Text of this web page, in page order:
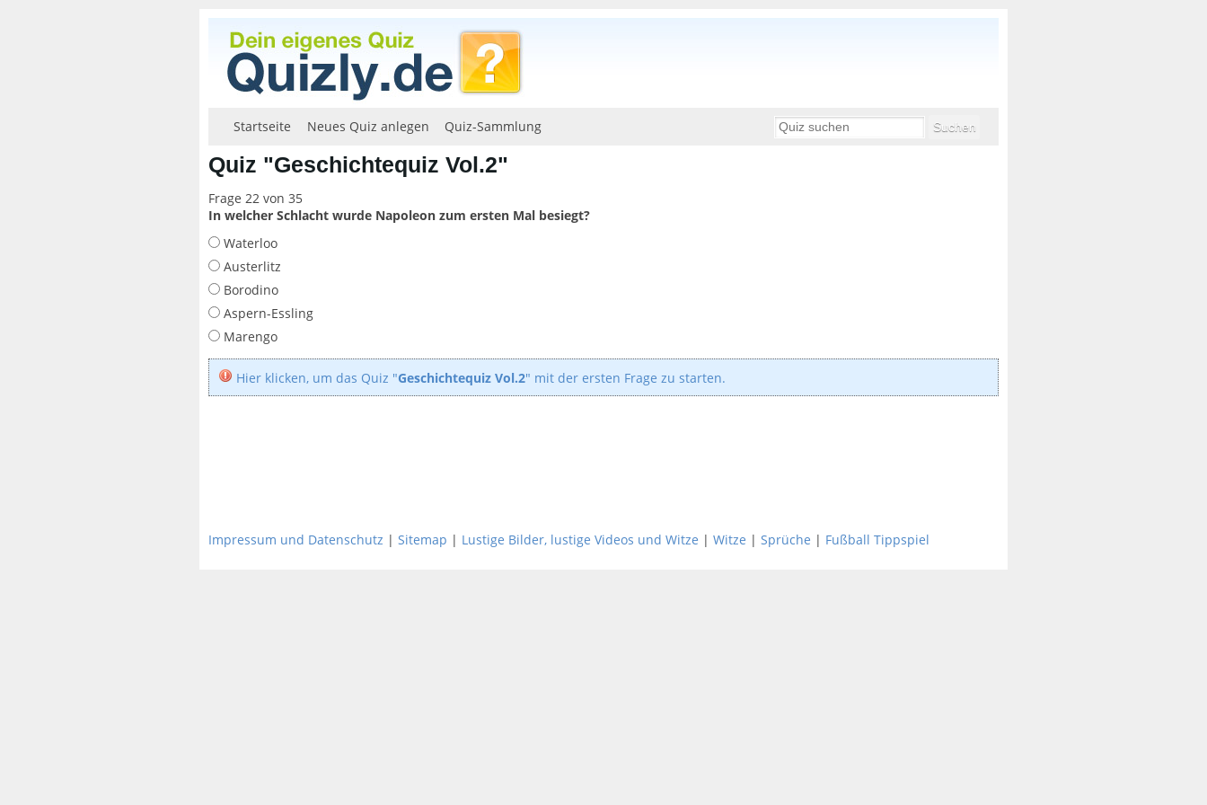
Startseite Neues Quiz anlegen Quiz-Sammlung
Quiz "Geschichtequiz Vol.2"
Frage 22 von 35
In welcher Schlacht wurde Napoleon zum ersten Mal besiegt?
Waterloo
Austerlitz
Borodino
Aspern-Essling
Marengo
Hier klicken, um das Quiz "Geschichtequiz Vol.2" mit der ersten Frage zu starten.
Impressum und Datenschutz | Sitemap | Lustige Bilder, lustige Videos und Witze | Witze | Sprüche | Fußball Tippspiel